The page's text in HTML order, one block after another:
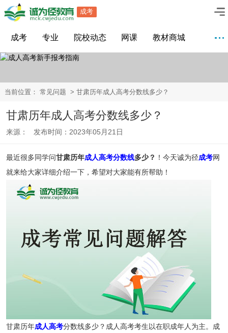
成考
成考 专业 院校动态 网课 教材商城
当前位置： 常见问题 > 甘肃历年成人高考分数线多少？
甘肃历年成人高考分数线多少？
来源： 发布时间：2023年05月21日
最近很多同学问甘肃历年成人高考分数线多少？ ！今天诚为径成考网
就来给大家详细介绍一下，希望对大家能有所帮助！
甘肃历年成人高考分数线多少？成人高考考生以在职成年人为主。成